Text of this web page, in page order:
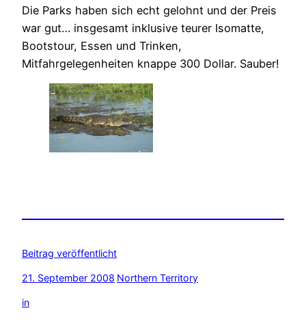
Die Parks haben sich echt gelohnt und der Preis
war gut… insgesamt inklusive teurer Isomatte,
Bootstour, Essen und Trinken,
Mitfahrgelegenheiten knappe 300 Dollar. Sauber!
Beitrag veröffentlicht
21. September 2008
in
Northern Territory